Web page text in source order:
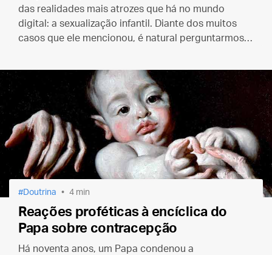
das realidades mais atrozes que há no mundo
digital: a sexualização infantil. Diante dos muitos
casos que ele mencionou, é natural perguntarmos:
Doutrina 4 min
Reações proféticas à encíclica do
Papa sobre contracepção
Há noventa anos, um Papa condenou a